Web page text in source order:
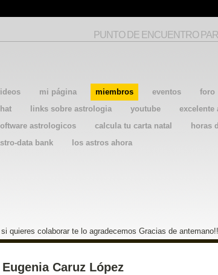
mi página miembros eventos foro
links sobre astrologia youtube excelente
astrologicos
calcula tu carta natal horas
data bank
los astros ahora
PUNTO DE ENCUENTRO
quieres colaborar te lo agradecemos Gracias de
Caruz López